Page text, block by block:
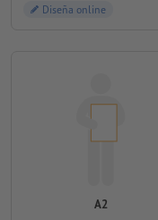
Diseña online
A2